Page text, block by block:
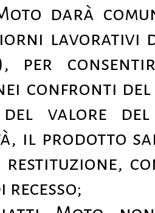
darà
lavorativi
per
confronti
del valore del
il prodotto
restituzione,
recesso;